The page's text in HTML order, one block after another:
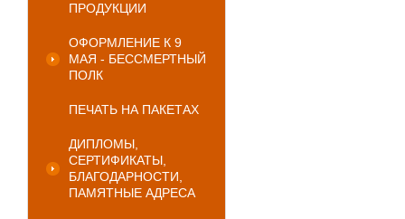
ПРОДУКЦИИ
ОФОРМЛЕНИЕ К 9
МАЯ - БЕССМЕРТНЫЙ
ПОЛК
ПЕЧАТЬ НА ПАКЕТАХ
ДИПЛОМЫ,
СЕРТИФИКАТЫ,
БЛАГОДАРНОСТИ,
ПАМЯТНЫЕ АДРЕСА